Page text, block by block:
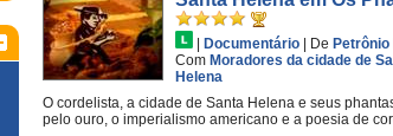
Documentário De
Com Moradores da cidade de
Helena
O cordelista, a cidade de Santa Helena e seus
pelo ouro, o imperialismo americano e a poesia de